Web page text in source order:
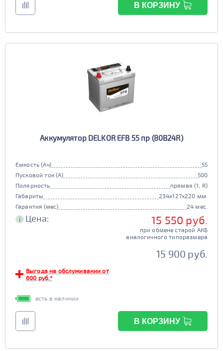
В КОРЗИНУ
Аккумулятор DELKOR EFB 55 пр (80B24R)
Емкость (Ач)
55
Пусковой ток (А)
500
Полярность
прямая (1, R)
Габариты
234x127x220 мм.
Гарантия (мес)
24 мес.
i Цена: 15 550 руб.
при обмене старой АКБ
аналогичного типоразмера
15 900 руб.
Выгода на обслуживании от
600 руб.*
есть в наличии
В КОРЗИНУ